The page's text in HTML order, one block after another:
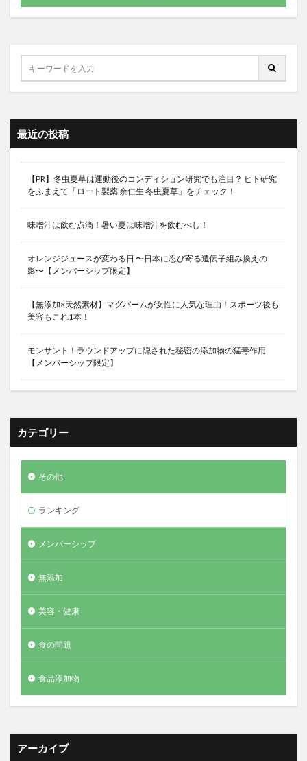
最近の投稿
【PR】冬虫夏草は運動後のコンディション研究でも注目？ ヒト研究
をふまえて「ロート製薬 余仁生 冬虫夏草」をチェック！
味噌汁は飲む点滴！暑い夏は味噌汁を飲むべし！
オレンジジュースが変わる日 〜日本に忍び寄る遺伝子組み換えの
影〜【メンバーシップ限定】
【無添加×天然素材】マグバームが女性に人気な理由！スポーツ後も
美容もこれ1本！
モンサント！ラウンドアップに隠された秘密の添加物の猛毒作用
【メンバーシップ限定】
カテゴリー
その他
ランキング
メンバーシップ
無添加
美容・健康
食の問題
食品添加物
アーカイブ